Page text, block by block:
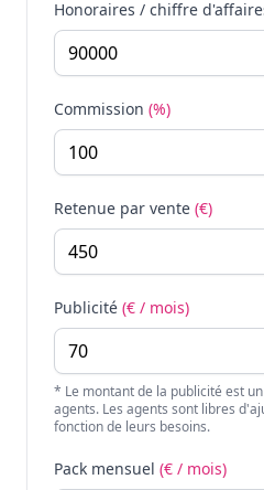
Honoraires / chiffre
Commission (%)
Retenue par vente (€)
Publicité (€ / mois)
* Le montant de la publicité est
agents. Les agents sont libres
fonction de leurs besoins.
Pack mensuel (€ / mois)